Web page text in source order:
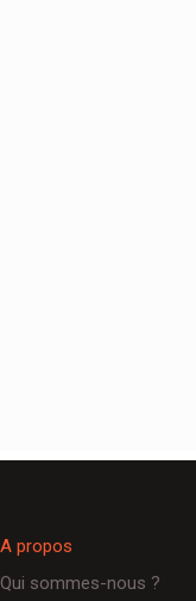
A propos
Qui sommes-nous ?